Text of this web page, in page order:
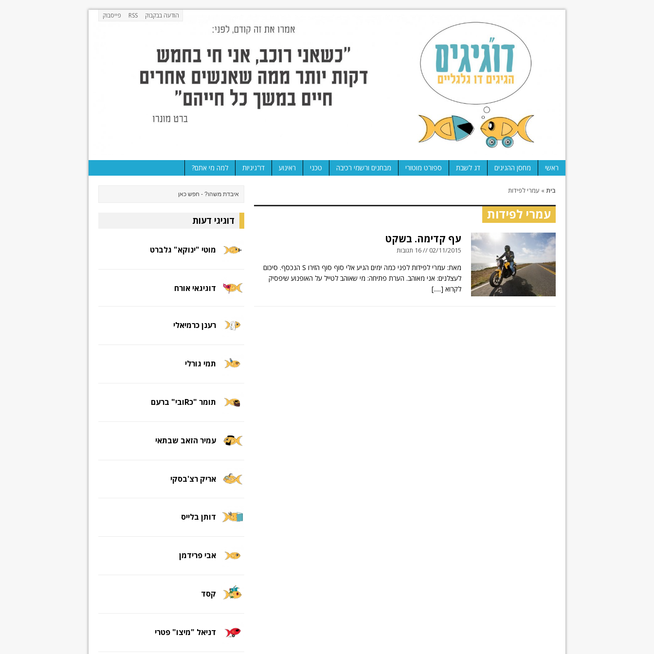
הודעה בבקבוק RSS פייסבוק
ראשי מחסן ההגיגים דג לשבת ספורט מוטורי מבחנים ורשמי רכיבה טכני ראינוע דו"גיגיות למה מי אתם?
בית» עמרי לפידות
עמרי לפידות
עף קדימה. בשקט
02/11/2015 // 16 תגובות
מאת: עמרי לפידות לפני כמה ימים הגיע אלי סוף סוף הזירו S הנכסף. סיכום
לעצלנים: אני מאוהב. הערת פתיחה: מי שאוהב לטייל על האופנוע שיפסיק
לקרוא [.....]
דוגיגי דעות
מוטי "ינוקא" גלברט
דוגיגאי אורח
רענן כרמיאלי
תמי גורלי
תומר "כRובי" ברעם
עמיר הזאב שבתאי
אריק רצ'בסקי
דותן בלייס
אבי פרידמן
קסד
דניאל "מיצו" פטרי